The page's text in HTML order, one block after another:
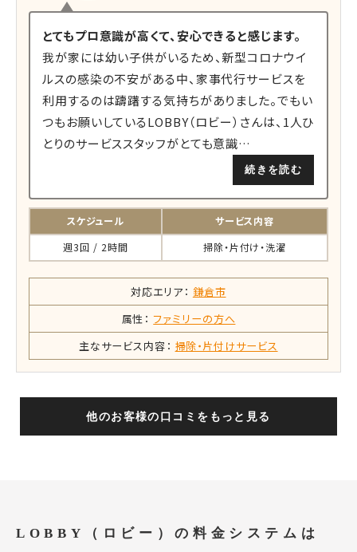
とてもプロ意識が高くて、安心できると感じます。
我が家には幼い子供がいるため、新型コロナウイ
ルスの感染の不安がある中、家事代行サービスを
利用するのは躊躇する気持ちがありました。でもい
つもお願いしているLOBBY（ロビー）さんは、1人ひ
とりのサービススタッフがとても意識…
続きを読む
スケジュール
サービス内容
週3回 / 2時間
掃除・片付け・洗濯
対応エリア： 鎌倉市
属性： ファミリーの方へ
主なサービス内容： 掃除・片付けサービス
他のお客様の口コミをもっと見る
LOBBY（ロビー）の料金システムは